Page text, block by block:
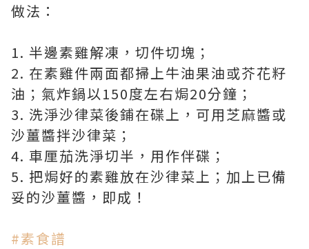
做法：
1. 半邊素雞解凍，切件切塊；
2. 在素雞件兩面都掃上牛油果油或芥花籽
油；氣炸鍋以150度左右焗20分鐘；
3. 洗淨沙律菜後鋪在碟上，可用芝麻醬或
沙薑醬拌沙律菜；
4. 車厘茄洗淨切半，用作伴碟；
5. 把焗好的素雞放在沙律菜上；加上已備
妥的沙薑醬，即成！
#素食譜